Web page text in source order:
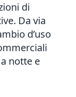
di
Da via
d’uso
notte e